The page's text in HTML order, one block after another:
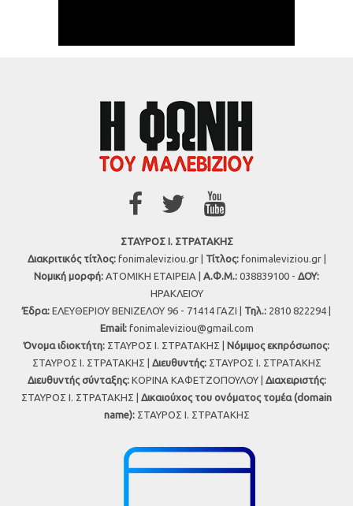
ΣΤΑΥΡΟΣ Ι. ΣΤΡΑΤΑΚΗΣ
Διακριτικός τίτλος:fonimaleviziou.gr | Τίτλος:fonimaleviziou.gr |
Νομική μορφή: ΑΤΟΜΙΚΗ ΕΤΑΙΡΕΙΑ | Α.Φ.Μ.: 038839100 - ΔΟΥ:
ΗΡΑΚΛΕΙΟΥ
Έδρα: ΕΛΕΥΘΕΡΙΟΥ ΒΕΝΙΖΕΛΟΥ 96 - 71414 ΓΑΖΙ | Τηλ.: 2810 822294 |
Εmail: fonimaleviziou@gmail.com
Όνομα ιδιοκτήτη: ΣΤΑΥΡΟΣ Ι. ΣΤΡΑΤΑΚΗΣ | Νόμιμος εκπρόσωπος:
ΣΤΑΥΡΟΣ Ι. ΣΤΡΑΤΑΚΗΣ | Διευθυντής:ΣΤΑΥΡΟΣ Ι. ΣΤΡΑΤΑΚΗΣ
Διευθυντής σύνταξης:ΚΟΡΙΝΑ ΚΑΦΕΤΖΟΠΟΥΛΟΥ | Διαχειριστής:
ΣΤΑΥΡΟΣ Ι. ΣΤΡΑΤΑΚΗΣ | Δικαιούχος του ονόματος τομέα (domain
name):ΣΤΑΥΡΟΣ Ι. ΣΤΡΑΤΑΚΗΣ